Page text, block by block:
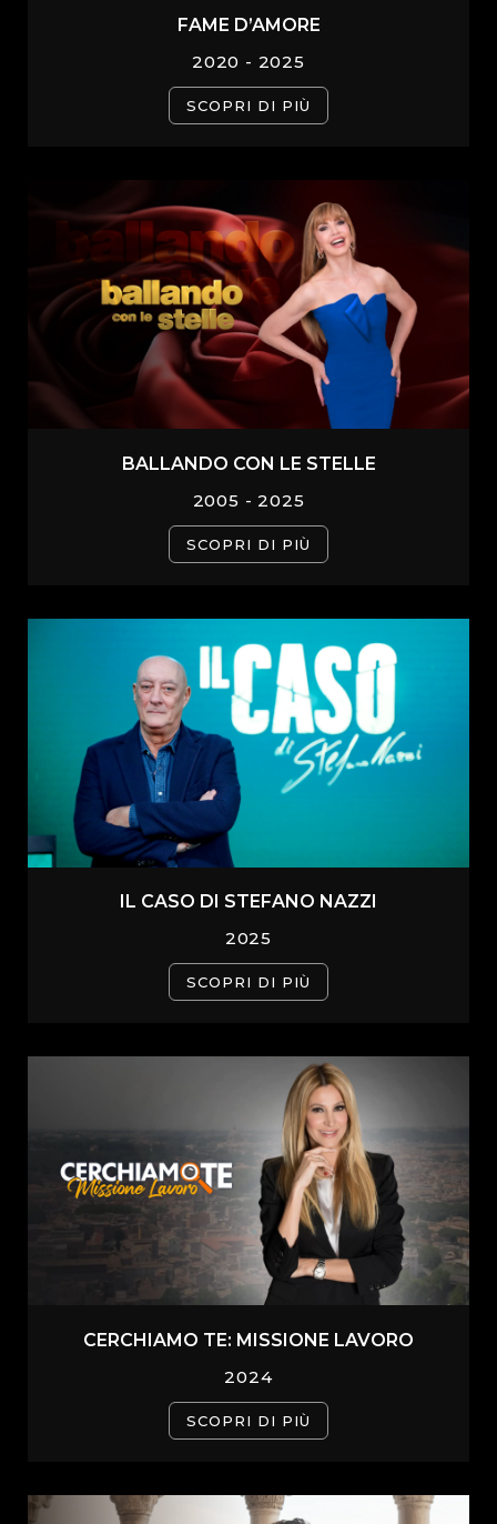
FAME D’AMORE
2020 - 2025
SCOPRI DI PIÙ
BALLANDO CON LE STELLE
2005 - 2025
SCOPRI DI PIÙ
IL CASO DI STEFANO NAZZI
2025
SCOPRI DI PIÙ
CERCHIAMO TE: MISSIONE LAVORO
2024
SCOPRI DI PIÙ